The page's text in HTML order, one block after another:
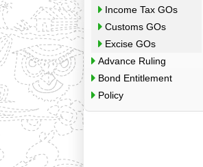
Income Tax GOs
Customs GOs
Excise GOs
Advance Ruling
Bond Entitlement
Policy